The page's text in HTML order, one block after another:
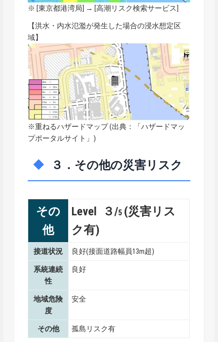
※ [東京都港湾局] → [高潮リスク検索サービス
【洪水・内水氾濫が発生した場合の浸水想定区
域】
※重ねるハザードマップ (出典：「ハザードマッ
プポータルサイト 」)
３．その他の災害リスク
その
他
Level ３/5 (災害リス
ク有)
接道状況 良好(接面道路幅員13m超)
系統連続
性
良好
地域危険
度
安全
その他 孤島リスク有